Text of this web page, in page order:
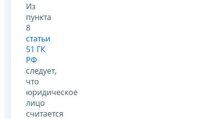
Из
пункта
8
статьи
51 ГК
РФ
следует,
что
юридическое
лицо
считается